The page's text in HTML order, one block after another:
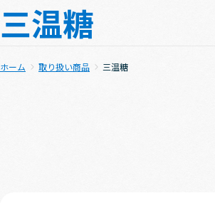
三温糖
ホーム 取り扱い商品 三温糖